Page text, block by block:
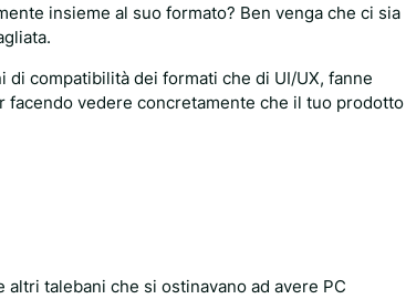
insieme al suo formato? Ben venga che ci sia
compatibilità dei formati che di UI/UX, fanne
facendo vedere concretamente che il tuo prodotto
talebani che si ostinavano ad avere PC